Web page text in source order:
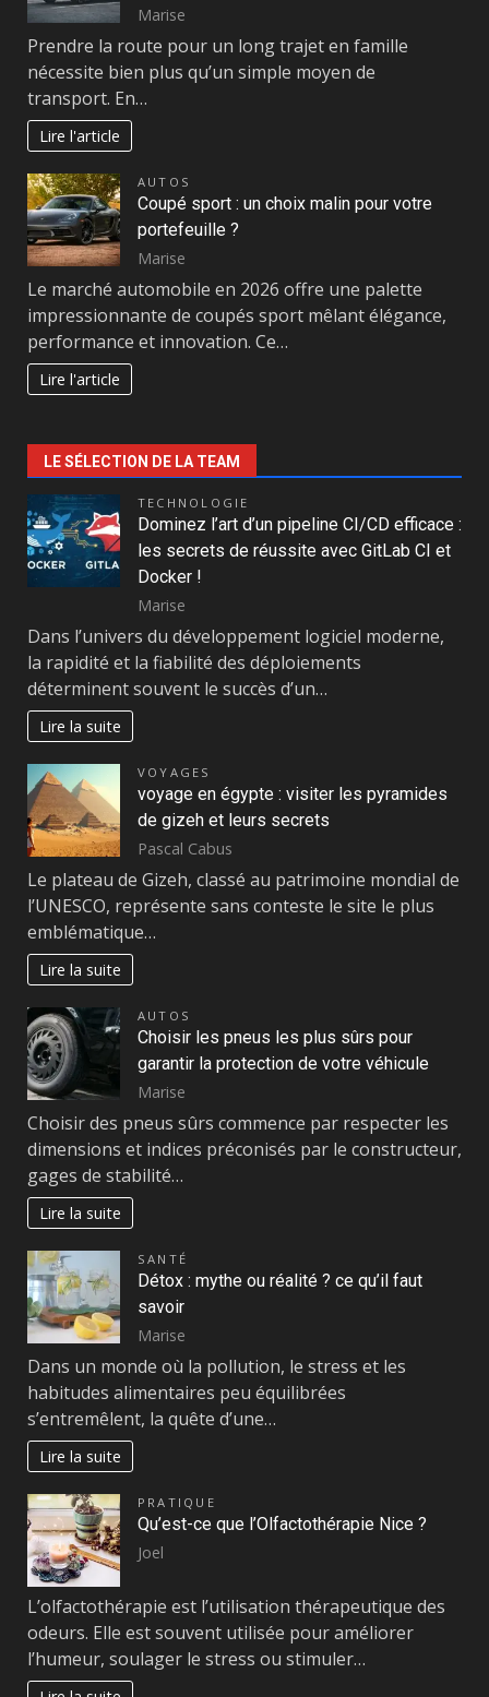
Marise
Prendre la route pour un long trajet en famille
nécessite bien plus qu’un simple moyen de
transport. En…
Lire l'article
AUTOS
Coupé sport : un choix malin pour votre
portefeuille ?
Marise
Le marché automobile en 2026 offre une palette
impressionnante de coupés sport mêlant élégance,
performance et innovation. Ce…
Lire l'article
LE SÉLECTION DE LA TEAM
TECHNOLOGIE
Dominez l’art d’un pipeline CI/CD efficace :
les secrets de réussite avec GitLab CI et
Docker !
Marise
Dans l’univers du développement logiciel moderne,
la rapidité et la fiabilité des déploiements
déterminent souvent le succès d’un…
Lire la suite
VOYAGES
voyage en égypte : visiter les pyramides
de gizeh et leurs secrets
Pascal Cabus
Le plateau de Gizeh, classé au patrimoine mondial de
l’UNESCO, représente sans conteste le site le plus
emblématique…
Lire la suite
AUTOS
Choisir les pneus les plus sûrs pour
garantir la protection de votre véhicule
Marise
Choisir des pneus sûrs commence par respecter les
dimensions et indices préconisés par le constructeur,
gages de stabilité…
Lire la suite
SANTÉ
Détox : mythe ou réalité ? ce qu’il faut
savoir
Marise
Dans un monde où la pollution, le stress et les
habitudes alimentaires peu équilibrées
s’entremêlent, la quête d’une…
Lire la suite
PRATIQUE
Qu’est-ce que l’Olfactothérapie Nice ?
Joel
L’olfactothérapie est l’utilisation thérapeutique des
odeurs. Elle est souvent utilisée pour améliorer
l’humeur, soulager le stress ou stimuler…